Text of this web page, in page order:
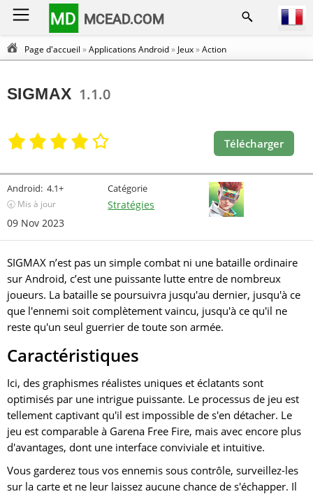
MD MCEAD.COM
Page d'accueil »Applications Android» Jeux»Action
SIGMAX 1.1.0
Télécharger
Android: 4.1+
🕣 Mis à jour
09 Nov 2023
Catégorie
Stratégies
SIGMAX n’est pas un simple combat ni une bataille ordinaire
sur Android, c’est une puissante lutte entre de nombreux
joueurs. La bataille se poursuivra jusqu'au dernier, jusqu'à ce
que l'ennemi soit complètement vaincu, jusqu'à ce qu'il ne
reste qu'un seul guerrier de toute son armée.
Caractéristiques
Ici, des graphismes réalistes uniques et éclatants sont
optimisés par une intrigue puissante. Le processus de jeu est
tellement captivant qu'il est impossible de s'en détacher. Le
jeu est comparable à Garena Free Fire, mais avec encore plus
d'avantages, dont une interface conviviale et intuitive.
Vous garderez tous vos ennemis sous contrôle, surveillez-les
sur la carte et ne leur laissez aucune chance de s'échapper. Il